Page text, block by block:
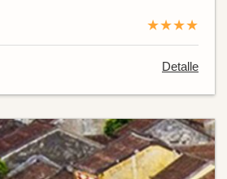
★★★★
Detalle